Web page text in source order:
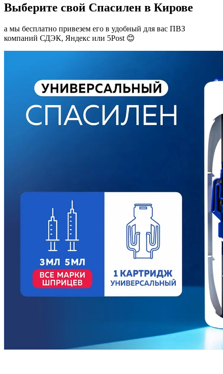
Выберите свой Спасилен в Кирове
а мы бесплатно привезем его в удобный для вас ПВЗ
компаний СДЭК, Яндекс или 5Post 😊